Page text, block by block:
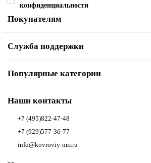
конфиденциальности
Покупателям
Служба поддержки
Популярные категории
Наши контакты
+7 (495)822-47-48
+7 (929)577-36-77
info@kovroviy-mir.ru